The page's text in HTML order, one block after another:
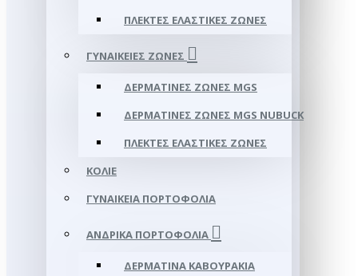
ΠΛΕΚΤΈΣ ΕΛΑΣΤΙΚΈΣ ΖΏΝΕΣ
ΓΥΝΑΙΚΕΊΕΣ ΖΏΝΕΣ
ΔΕΡΜΆΤΙΝΕΣ ΖΏΝΕΣ MGS
ΔΕΡΜΆΤΙΝΕΣ ΖΏΝΕΣ MGS NUBUCK
ΠΛΕΚΤΈΣ ΕΛΑΣΤΙΚΈΣ ΖΏΝΕΣ
ΚΟΛΙΈ
ΓΥΝΑΙΚΕΊΑ ΠΟΡΤΟΦΌΛΙΑ
ΑΝΔΡΙΚΆ ΠΟΡΤΟΦΌΛΙΑ
ΔΕΡΜΆΤΙΝΑ ΚΑΒΟΥΡΆΚΙΑ